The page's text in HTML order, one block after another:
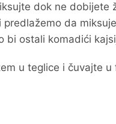
dok ne dobijete
predlažemo da
bi ostali komadići
u teglice i čuvajte u